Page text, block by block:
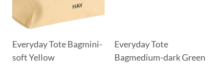
Everyday Tote Bagmini-
soft Yellow
Everyday Tote
Bagmedium-dark Green